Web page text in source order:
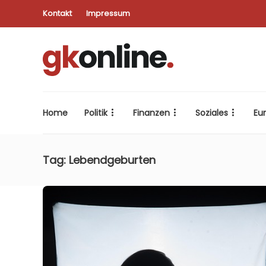
Kontakt Impressum
Home Politik Finanzen Soziales
Tag: Lebendgeburten